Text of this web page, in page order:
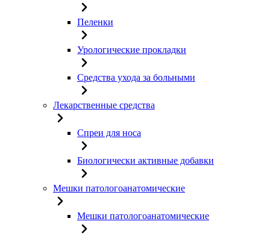
Пеленки
Урологические прокладки
Средства ухода за больными
Лекарственные средства
Спреи для носа
Биологически активные добавки
Мешки патологоанатомические
Мешки патологоанатомические